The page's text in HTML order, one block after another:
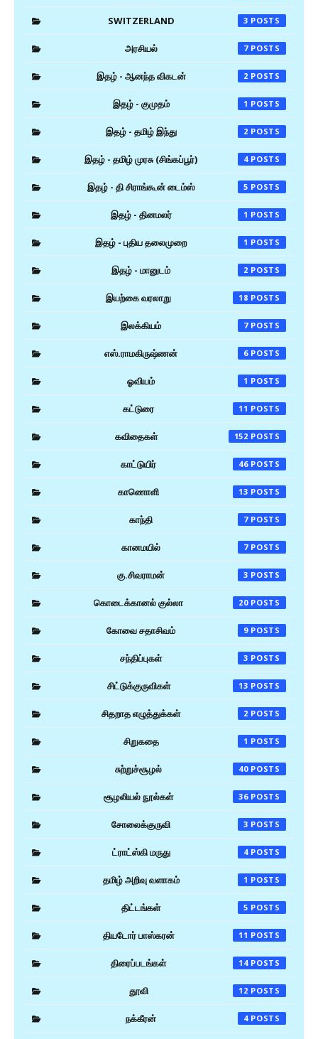
SWITZERLAND 3
அரசியல் 7
இதழ் - ஆனந்த விகடன் 2
இதழ் - குமுதம் 1
இதழ் - தமிழ் இந்து 2
இதழ் - தமிழ் முரசு (சிங்கப்பூர்) 4
இதழ் - தி சிராங்கூன் டைம்ஸ் 5
இதழ் - தினமலர் 1
இதழ் - புதிய தலைமுறை 1
இதழ் - மானுடம் 2
இயற்கை வரலாறு 18
இலக்கியம் 7
எஸ்.ராமகிருஷ்ணன் 6
ஓவியம் 1
கட்டுரை 11
கவிதைகள் 152
காட்டுயிர் 46
காணொளி 13
காந்தி 7
கானமயில் 7
கு.சிவராமன் 3
கொடைக்கானல் குல்லா 20
கோவை சதாசிவம் 9
சந்திப்புகள் 3
சிட்டுக்குருவிகள் 13
சிதறாத எழுத்துக்கள் 2
சிறுகதை 1
சுற்றுச்சூழல் 40
சூழலியல் நூல்கள் 36
சோலைக்குருவி 3
ட்ராட்ஸ்கி மருது 4
தமிழ் அறிவு வளாகம் 1
திட்டங்கள் 5
தியடோர் பாஸ்கரன் 11
திரைப்படங்கள் 14
தூவி 12
நக்கீரன் 4